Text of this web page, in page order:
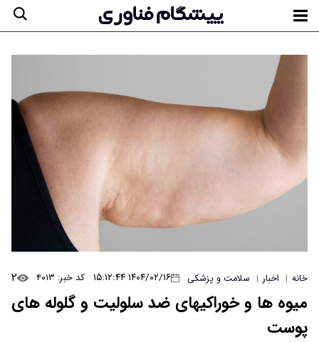
خانه | اخبار | سلامت و پزشکی ۱۴۰۴/۰۲/۱۶ ۱۵:۱۲:۴۴ کد خبر: ۴۰۱۳ ۲
میوه ها و خوراکیهای ضد سلولیت و گلوله های
پوست